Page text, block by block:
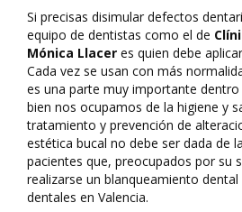
Si precisas disimular defectos
equipo de dentistas como el de
Mónica Llacer es quien debe
Cada vez se usan con más
es una parte muy importante
bien nos ocupamos de la higiene y
tratamiento y prevención de
estética bucal no debe ser dada de
pacientes que, preocupados por su
realizarse un blanqueamiento dental
dentales en Valencia.